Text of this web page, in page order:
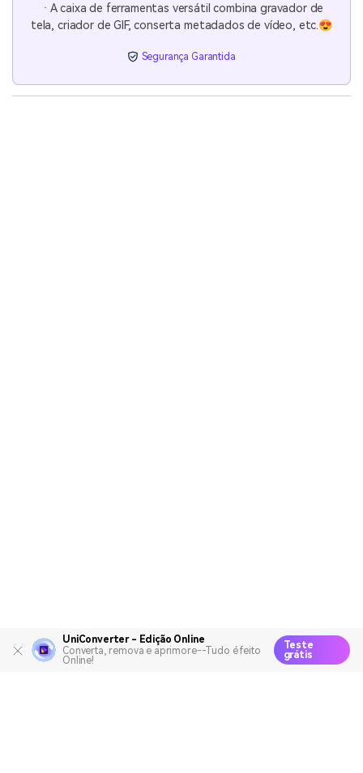
ㆍA caixa de ferramentas versátil combina gravador de
tela, criador de GIF, conserta metadados de vídeo, etc.😍
Segurança Garantida
UniConverter - Edição Online
Converta, remova e aprimore--Tudo é feito
Online!
Teste
grátis